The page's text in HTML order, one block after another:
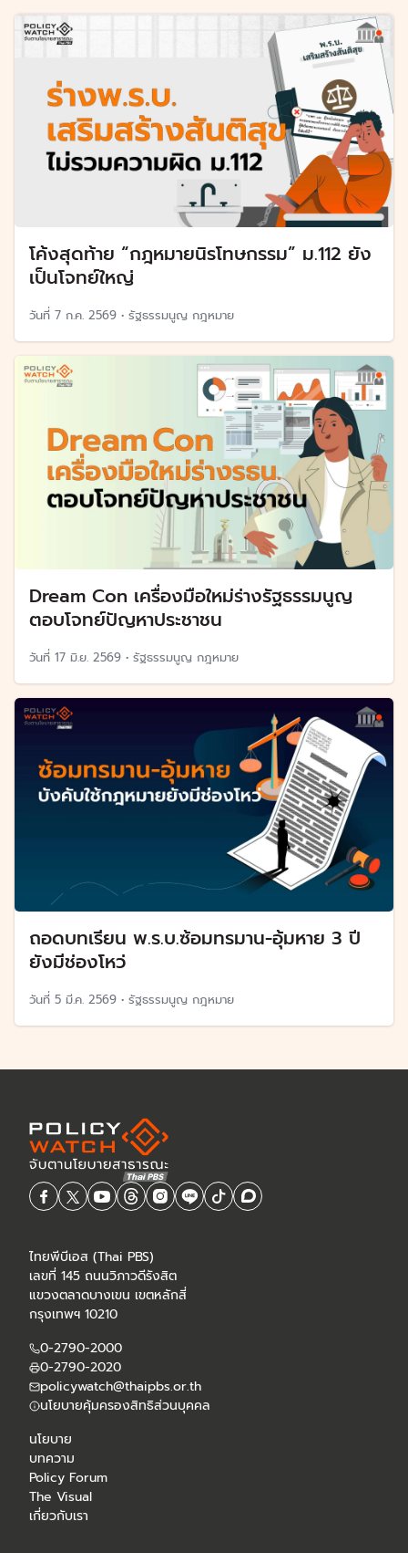
โค้งสุดท้าย “กฎหมายนิรโทษกรรม” ม.112 ยัง
เป็นโจทย์ใหญ่
วันที่ 7 ก.ค. 2569 • รัฐธรรมนูญ กฎหมาย
Dream Con เครื่องมือใหม่ร่างรัฐธรรมนูญ
ตอบโจทย์ปัญหาประชาชน
วันที่ 17 มิ.ย. 2569 • รัฐธรรมนูญ กฎหมาย
ถอดบทเรียน พ.ร.บ.ซ้อมทรมาน-อุ้มหาย 3 ปี
ยังมีช่องโหว่
วันที่ 5 มี.ค. 2569 • รัฐธรรมนูญ กฎหมาย
ไทยพีบีเอส (Thai PBS)
เลขที่ 145 ถนนวิภาวดีรังสิต
แขวงตลาดบางเขน เขตหลักสี่
กรุงเทพฯ 10210
0-2790-2000
0-2790-2020
policywatch@thaipbs.or.th
นโยบายคุ้มครองสิทธิส่วนบุคคล
นโยบาย
บทความ
Policy Forum
The Visual
เกี่ยวกับเรา